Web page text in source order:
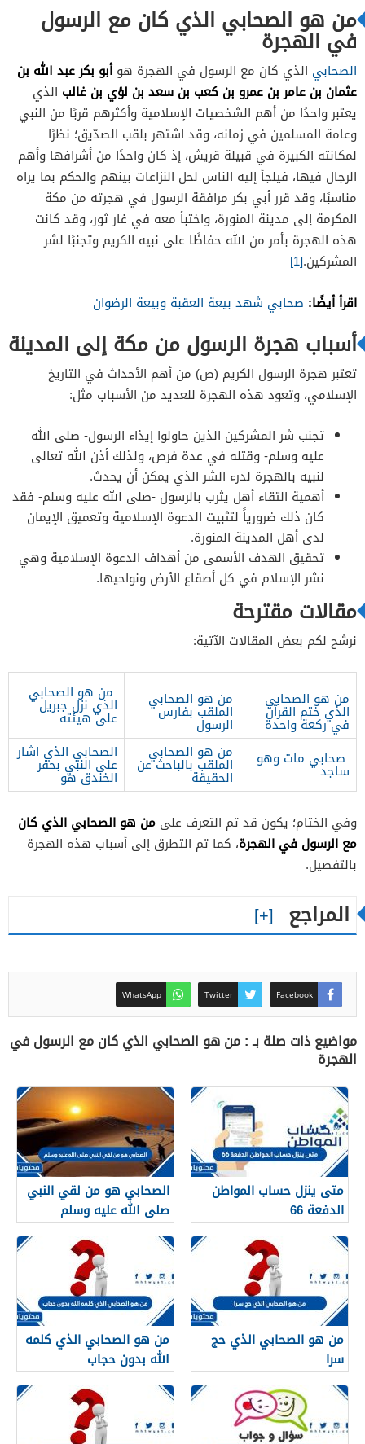
من هو الصحابي الذي كان مع الرسول
في الهجرة
الصحابي الذي كان مع الرسول في الهجرة هوأبو بكر عبد الله بن
عثمان بن عامر بن عمرو بن كعب بن سعد بن لؤي بن غالب الذي
يعتبر واحدًا من أهم الشخصيات الإسلامية وأكثرهم قربًا من النبي
وعامة المسلمين في زمانه، وقد اشتهر بلقب الصدّيق؛ نظرًا
لمكانته الكبيرة في قبيلة قريش، إذ كان واحدًا من أشرافها وأهم
الرجال فيها، فيلجأ إليه الناس لحل النزاعات بينهم والحكم بما يراه
مناسبًا، وقد قرر أبي بكر مرافقة الرسول في هجرته من مكة
المكرمة إلى مدينة المنورة، واختبأ معه في غار ثور، وقد كانت
هذه الهجرة بأمر من الله حفاظًا على نبيه الكريم وتجنبًا لشر
المشركين.[1]
اقرأ أيضًا: صحابي شهد بيعة العقبة وبيعة الرضوان
أسباب هجرة الرسول من مكة إلى المدينة
تعتبر هجرة الرسول الكريم (ص) من أهم الأحداث في التاريخ
الإسلامي، وتعود هذه الهجرة للعديد من الأسباب مثل:
تجنب شر المشركين الذين حاولوا إيذاء الرسول- صلى الله
عليه وسلم- وقتله في عدة فرص، ولذلك أذن الله تعالى
لنبيه بالهجرة لدرء الشر الذي يمكن أن يحدث.
أهمية التقاء أهل يثرب بالرسول -صلى الله عليه وسلم- فقد
كان ذلك ضرورياً لتثبيت الدعوة الإسلامية وتعميق الإيمان
لدى أهل المدينة المنورة.
تحقيق الهدف الأسمى من أهداف الدعوة الإسلامية وهي
نشر الإسلام في كل أصقاع الأرض ونواحيها.
مقالات مقترحة
نرشح لكم بعض المقالات الآتية:
من هو الصحابي
الذي ختم القرآن
في ركعة واحدة
من هو الصحابي
الملقب بفارس
الرسول
من هو الصحابي
الذي نزل جبريل
على هيئته
صحابي مات وهو
ساجد
من هو الصحابي
الملقب بالباحث عن
الحقيقة
الصحابي الذي اشار
على النبي بحفر
الخندق هو
وفي الختام؛ يكون قد تم التعرف على من هو الصحابي الذي كان
مع الرسول في الهجرة، كما تم التطرق إلى أسباب هذه الهجرة
بالتفصيل.
المراجع
Facebook
Twitter
WhatsApp
مواضيع ذات صلة بـ : من هو الصحابي الذي كان مع الرسول في
الهجرة
متى ينزل حساب المواطن
الدفعة 66
الصحابي هو من لقي النبي
صلى الله عليه وسلم
من هو الصحابي الذي حج
سرا
من هو الصحابي الذي كلمه
الله بدون حجاب